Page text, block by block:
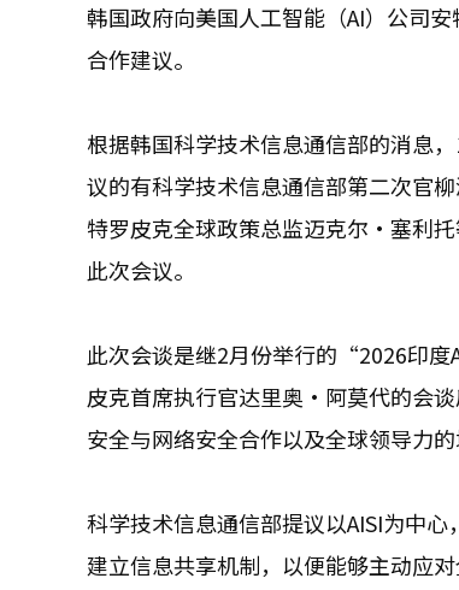
韩国政府向美国人工智能（AI）公司
合作建议。
根据韩国科学技术信息通信部的消息
议的有科学技术信息通信部第二次官
特罗皮克全球政策总监迈克尔·塞利
此次会议。
此次会谈是继2月份举行的“2026印
皮克首席执行官达里奥·阿莫代的会
安全与网络安全合作以及全球领导力的
科学技术信息通信部提议以AISI为中
建立信息共享机制，以便能够主动应